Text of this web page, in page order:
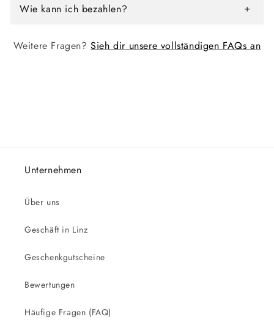
Wie kann ich bezahlen?
Weitere Fragen?Sieh dir unsere vollständigen FAQs an
Unternehmen
Über uns
Geschäft in Linz
Geschenkgutscheine
Bewertungen
Häufige Fragen (FAQ)